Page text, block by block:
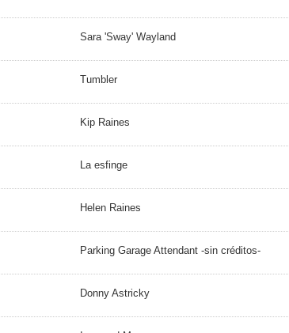
Sara 'Sway' Wayland
Tumbler
Kip Raines
La esfinge
Helen Raines
Parking Garage Attendant -sin créditos-
Donny Astricky